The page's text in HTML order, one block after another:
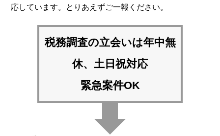
応しています。とりあえずご一報ください。
税務調査の立会いは年中無
休、土日祝対応
緊急案件OK